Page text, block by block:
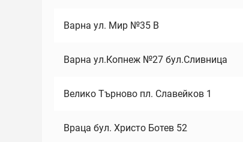
Варна ул. Мир №35 В
Варна ул.Копнеж №27 бул.Сливница
Велико Търново пл. Славейков 1
Враца бул. Христо Ботев 52